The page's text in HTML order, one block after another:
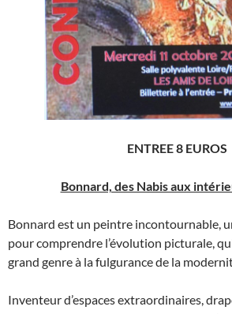
ENTREE 8 EUROS
Bonnard, des Nabis aux
Bonnard est un peintre incontournable,
pour comprendre l’évolution picturale,
grand genre à la fulgurance de la
Inventeur d’espaces extraordinaires,